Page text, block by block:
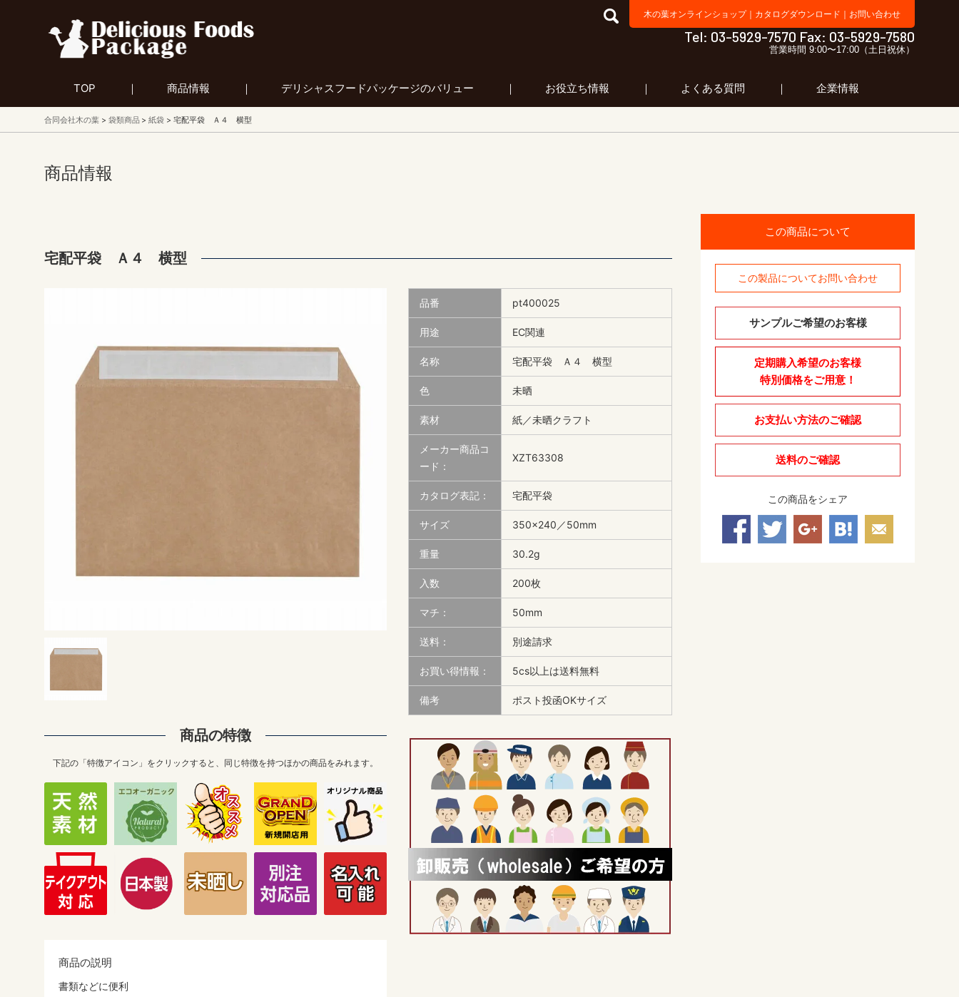
フードパッケージ マーケティング ラボ 合同会社木の葉
木の葉オンラインショップ｜ カタログダウンロード ｜ お問い合わせ
Tel: 03-5929-7570 Fax: 03-5929-7580
営業時間 9:00〜17:00（土日祝休）
TOP 商品情報 デリシャスフードパッケージのバリュー お役立ち情報 よくある質問 企業情報
合同会社木の葉 袋類商品 紙袋 宅配平袋 Ａ４ 横型
商品情報
宅配平袋 Ａ４ 横型
商品の特徴
下記の「特徴アイコン」をクリックすると、同じ特徴を持つほかの商品をみれます。
商品の説明
書類などに便利
品番 pt400025
用途 EC関連
名称 宅配平袋 Ａ４ 横型
色 未晒
素材 紙／未晒クラフト
メーカー商品コ
ード：
XZT63308
カタログ表記： 宅配平袋
サイズ 350×240／50mm
重量 30.2g
入数 200枚
マチ： 50mm
送料： 別途請求
お買い得情報： 5cs以上は送料無料
備考 ポスト投函OKサイズ
この商品について
この製品についてお問い合わせ
サンプルご希望のお客様
定期購入希望のお客様
特別価格をご用意！
お支払い方法のご確認
送料のご確認
この商品をシェア